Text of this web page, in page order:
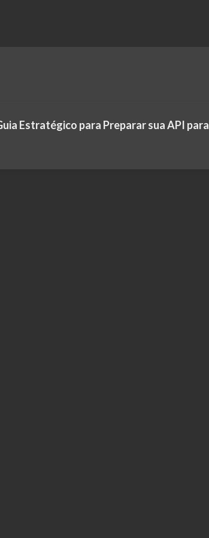
Estratégico para Preparar sua API para